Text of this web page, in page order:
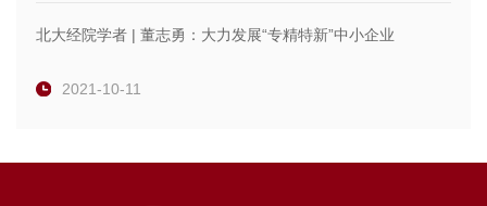
北大经院学者 | 董志勇：大力发展“专精特新”中小企业
2021-10-11